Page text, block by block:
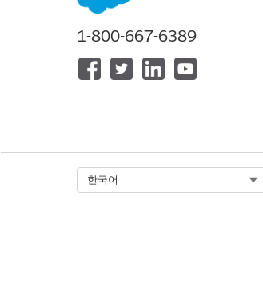
대규모 하
하드웨어
대규모 하
폐기 주문
폐기 주문
격리합니
1-800-667-6389
한국어